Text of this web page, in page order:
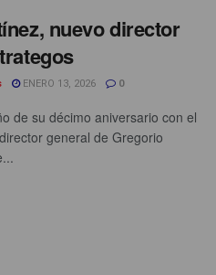
nuevo director
ENERO 13, 2026 0
de su décimo aniversario con el
general de Gregorio